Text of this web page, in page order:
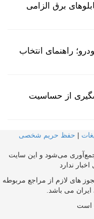
برق الزامی
راهنمای انتخاب
از حساسیت
| حفظ حریم شخصی
جمع‌آوری می‌شود و این سایت
ندارد
های لازم از مراجع مربوطه
می باشد.
است